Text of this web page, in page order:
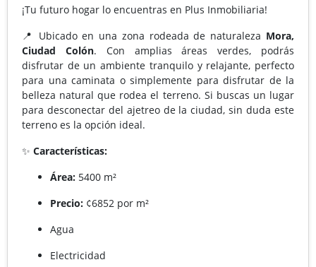
¡Tu futuro hogar lo encuentras en Plus Inmobiliaria!
📍 Ubicado en una zona rodeada de naturaleza Mora,
Ciudad Colón. Con amplias áreas verdes, podrás
disfrutar de un ambiente tranquilo y relajante, perfecto
para una caminata o simplemente para disfrutar de la
belleza natural que rodea el terreno. Si buscas un lugar
para desconectar del ajetreo de la ciudad, sin duda este
terreno es la opción ideal.
✨ Características:
Área: 5400 m²
Precio: ¢6852 por m²
Agua
Electricidad